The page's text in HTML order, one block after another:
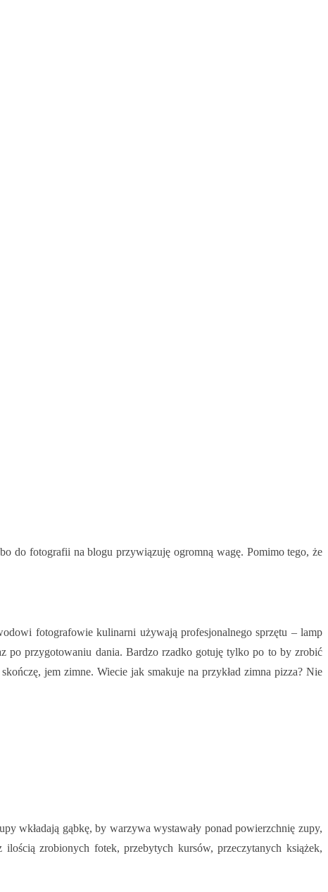
do fotografii na blogu przywiązuję ogromną wagę. Pomimo tego, że
fotografowie kulinarni używają profesjonalnego sprzętu – lamp
po przygotowaniu dania. Bardzo rzadko gotuję tylko po to by zrobić
jem zimne. Wiecie jak smakuje na przykład zimna pizza? Nie
wkładają gąbkę, by warzywa wystawały ponad powierzchnię zupy,
zrobionych fotek, przebytych kursów, przeczytanych książek,